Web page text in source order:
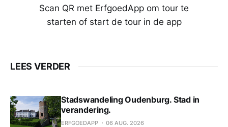
Scan QR met ErfgoedApp om tour te
starten of start de tour in de app
LEES VERDER
Stadswandeling Oudenburg. Stad in
verandering.
ERFGOEDAPP 06 AUG. 2026